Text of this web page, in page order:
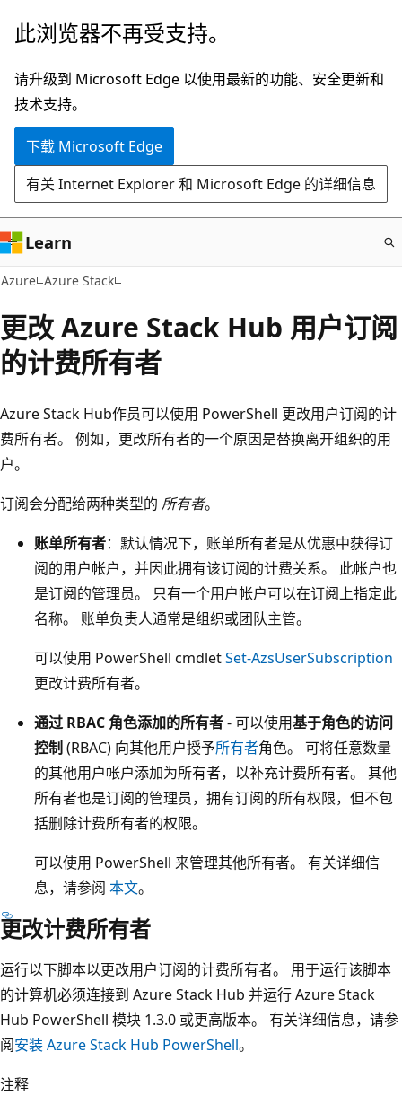
跳
主
要
内
此浏览器不再受支持。
请升级到 Microsoft Edge 以使用最新的功能、安全更新和
技术支持。
下载 Microsoft Edge
有关 Internet Explorer 和 Microsoft Edge 的详细信息
Learn
Azure Azure Stack
更改 Azure Stack Hub 用户订阅
的计费所有者
Azure Stack Hub作员可以使用 PowerShell 更改用户订阅的计
费所有者。 例如，更改所有者的一个原因是替换离开组织的用
户。
订阅会分配给两种类型的 所有者。
账单所有者：默认情况下，账单所有者是从优惠中获得订
阅的用户帐户，并因此拥有该订阅的计费关系。 此帐户也
是订阅的管理员。 只有一个用户帐户可以在订阅上指定此
名称。 账单负责人通常是组织或团队主管。
可以使用 PowerShell cmdletSet-AzsUserSubscription
更改计费所有者。
通过 RBAC 角色添加的所有者- 可以使用基于角色的访问
控制(RBAC) 向其他用户授予所有者角色。 可将任意数量
的其他用户帐户添加为所有者，以补充计费所有者。 其他
所有者也是订阅的管理员，拥有订阅的所有权限，但不包
括删除计费所有者的权限。
可以使用 PowerShell 来管理其他所有者。 有关详细信
息，请参阅 本文。
更改计费所有者
运行以下脚本以更改用户订阅的计费所有者。 用于运行该脚本
的计算机必须连接到 Azure Stack Hub 并运行 Azure Stack
Hub PowerShell 模块 1.3.0 或更高版本。 有关详细信息，请参
阅安装 Azure Stack Hub PowerShell。
注释